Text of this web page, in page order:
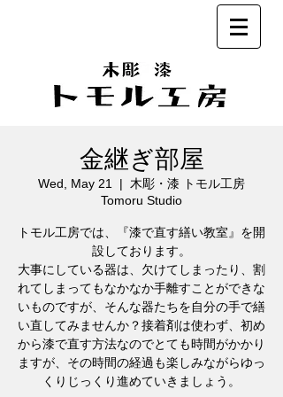
金継ぎ部屋
Wed, May 21
  |
木彫・漆 トモル工房
Tomoru Studio
トモル工房では、『漆で直す繕い教室』を開
設しております。
大事にしている器は、欠けてしまったり、割
れてしまってもなかなか手離すことができな
いものですが、そんな器たちを自分の手で繕
い直してみませんか？接着剤は使わず、初め
から漆で直す方法なのでとても時間がかかり
ますが、その時間の経過も楽しみながらゆっ
くりじっくり進めていきましょう。